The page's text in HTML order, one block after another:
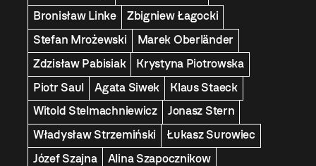
Bronisław Linke
Zbigniew Łagocki
Stefan Mrożewski
Marek Oberländer
Zdzisław Pabisiak
Krystyna Piotrowska
Piotr Saul
Agata Siwek
Klaus Staeck
Witold Stelmachniewicz
Jonasz Stern
Władysław Strzemiński
Łukasz Surowiec
Józef Szajna
Alina Szapocznikow